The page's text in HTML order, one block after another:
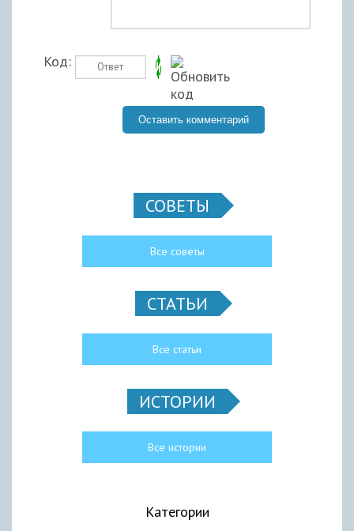
Код:
СОВЕТЫ
Все советы
СТАТЬИ
Все статьи
ИСТОРИИ
Все истории
Категории